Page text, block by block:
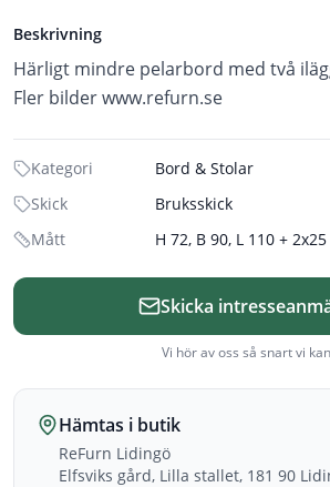
Beskrivning
Härligt mindre pelarbord med två
Fler bilder www.refurn.se
Kategori
Bord & Stolar
Skick
Bruksskick
Mått
H 72, B 90, L 110 +
Skicka
Vi hör av oss så snart vi
Hämtas i butik
ReFurn Lidingö
Elfsviks gård, Lilla stallet, 181 90